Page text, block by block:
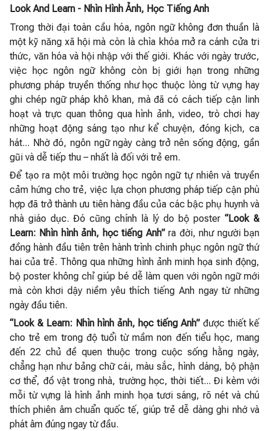
Look And Learn - Nhìn Hình Ảnh, Học Tiếng Anh
Trong thời đại toàn cầu hóa, ngôn ngữ không đơn thuần là
một kỹ năng xã hội mà còn là chìa khóa mở ra cánh cửa tri
thức, văn hóa và hội nhập với thế giới. Khác với ngày trước,
việc học ngôn ngữ không còn bị giới hạn trong những
phương pháp truyền thống như học thuộc lòng từ vựng hay
ghi chép ngữ pháp khô khan, mà đã có cách tiếp cận linh
hoạt và trực quan thông qua hình ảnh, video, trò chơi hay
những hoạt động sáng tạo như kể chuyện, đóng kịch, ca
hát... Nhờ đó, ngôn ngữ ngày càng trở nên sống động, gần
gũi và dễ tiếp thu – nhất là đối với trẻ em.
Để tạo ra một môi trường học ngôn ngữ tự nhiên và truyền
cảm hứng cho trẻ, việc lựa chọn phương pháp tiếp cận phù
hợp đã trở thành ưu tiên hàng đầu của các bậc phụ huynh và
nhà giáo dục. Đó cũng chính là lý do bộ poster “Look &
Learn: Nhìn hình ảnh, học tiếng Anh”ra đời, như người bạn
đồng hành đầu tiên trên hành trình chinh phục ngôn ngữ thứ
hai của trẻ. Thông qua những hình ảnh minh họa sinh động,
bộ poster không chỉ giúp bé dễ làm quen với ngôn ngữ mới
mà còn khơi dậy niềm yêu thích tiếng Anh ngay từ những
ngày đầu tiên.
“Look & Learn: Nhìn hình ảnh, học tiếng Anh” được thiết kế
cho trẻ em trong độ tuổi từ mầm non đến tiểu học, mang
đến 22 chủ đề quen thuộc trong cuộc sống hằng ngày,
chẳng hạn như bảng chữ cái, màu sắc, hình dáng, bộ phận
cơ thể, đồ vật trong nhà, trường học, thời tiết... Đi kèm với
mỗi từ vựng là hình ảnh minh họa tươi sáng, rõ nét và chú
thích phiên âm chuẩn quốc tế, giúp trẻ dễ dàng ghi nhớ và
phát âm đúng ngay từ đầu.